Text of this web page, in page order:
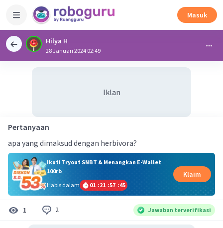
Masuk
Hilya H
28 Januari 2024 02:49
Iklan
Pertanyaan
apa yang dimaksud dengan herbivora?
Ikuti Tryout SNBT & Menangkan E-Wallet
100rb
Habis dalam
01 :21 :57 :45
Klaim
1 2 Jawaban terverifikasi